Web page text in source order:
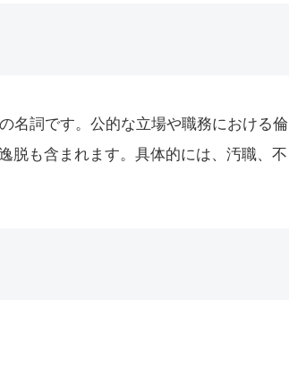
名詞です。公的な立場や職務における倫
脱も含まれます。具体的には、汚職、不